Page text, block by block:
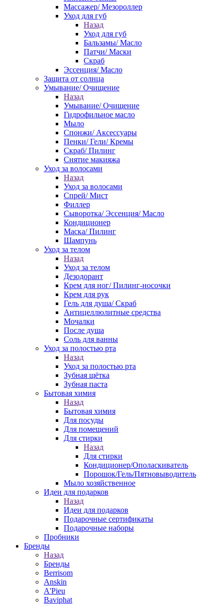
Массажер/ Мезороллер
Уход для губ
Назад
Уход для губ
Бальзамы/ Масло
Патчи/ Маски
Скраб
Эссенция/ Масло
Защита от солнца
Умывание/ Очищение
Назад
Умывание/ Очищение
Гидрофильное масло
Мыло
Спонжи/ Аксессуары
Пенки/ Гели/ Кремы
Скраб/ Пилинг
Снятие макияжа
Уход за волосами
Назад
Уход за волосами
Спрей/ Мист
Филлер
Сыворотка/ Эссенция/ Масло
Кондиционер
Маска/ Пилинг
Шампунь
Уход за телом
Назад
Уход за телом
Дезодорант
Крем для ног/ Пилинг-носочки
Крем для рук
Гель для душа/ Скраб
Антицеллюлитные средства
Мочалки
После душа
Соль для ванны
Уход за полостью рта
Назад
Уход за полостью рта
Зубная щётка
Зубная паста
Бытовая химия
Назад
Бытовая химия
Для посуды
Для помещений
Для стирки
Назад
Для стирки
Кондиционер/Ополаскиватель
Порошок/Гель/Пятновыводитель
Мыло хозяйственное
Идеи для подарков
Назад
Идеи для подарков
Подарочные сертификаты
Подарочные наборы
Пробники
Бренды
Назад
Бренды
Berrisom
Anskin
A'Pieu
Baviphat